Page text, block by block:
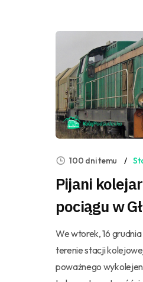
100 dni temu
Pijani
pociągu w
We wtorek, 16 grudnia
terenie stacji
poważnego